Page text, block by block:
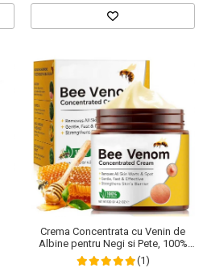
Crema Concentrata cu Venin de
Albine pentru Negi si Pete, 100%
Naturala, 120 g
(1)